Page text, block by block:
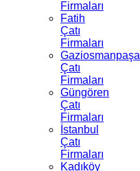
Firmaları
Fatih
Çatı
Firmaları
Gaziosmanpaşa
Çatı
Firmaları
Güngören
Çatı
Firmaları
İstanbul
Çatı
Firmaları
Kadıköy